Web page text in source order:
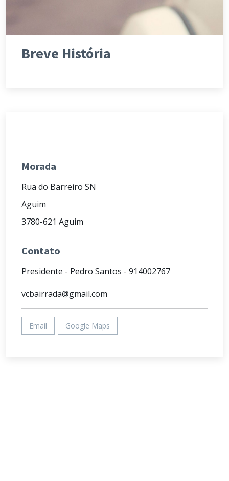
Breve História
Morada
Rua do Barreiro SN
Aguim
3780-621 Aguim
Contato
Presidente - Pedro Santos - 914002767
vcbairrada@gmail.com
Email Google Maps